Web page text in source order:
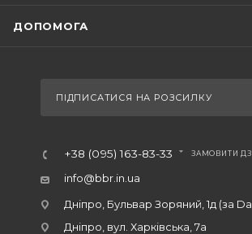
ДОПОМОГА
ПІДПИСАТИСЯ НА РОЗСИЛКУ
+38 (095) 163-83-33 ЗАМОВИТИ
info@bbr.in.ua
Дніпро, Бульвар Зоряний, 1д (за
Дніпро, вул. Харківська, 7а